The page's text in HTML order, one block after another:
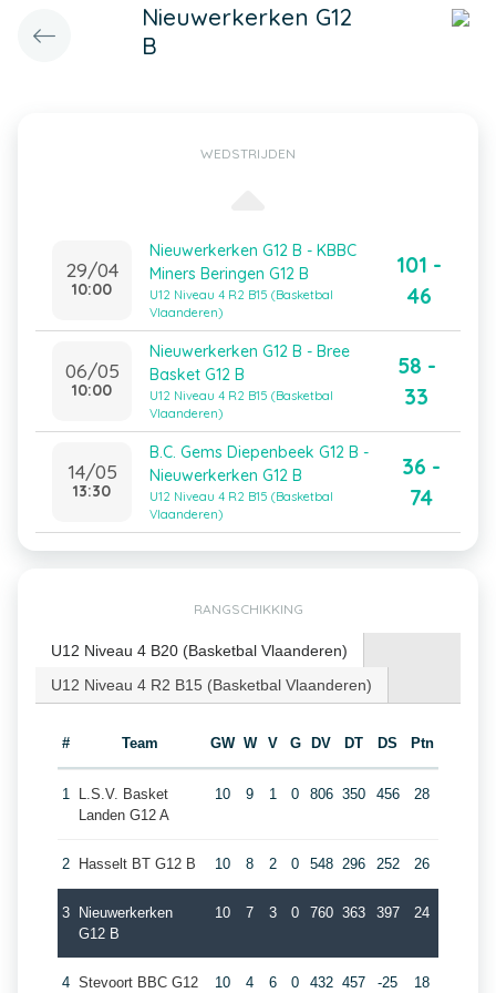
Nieuwerkerken G12
B
WEDSTRIJDEN
29/04
10:00
Nieuwerkerken G12 B - KBBC
Miners Beringen G12 B
U12 Niveau 4 R2 B15 (Basketbal
Vlaanderen)
101 -
46
06/05
10:00
Nieuwerkerken G12 B - Bree
Basket G12 B
U12 Niveau 4 R2 B15 (Basketbal
Vlaanderen)
58 -
33
14/05
13:30
B.C. Gems Diepenbeek G12 B -
Nieuwerkerken G12 B
U12 Niveau 4 R2 B15 (Basketbal
Vlaanderen)
36 -
74
RANGSCHIKKING
U12 Niveau 4 B20 (Basketbal Vlaanderen)
U12 Niveau 4 R2 B15 (Basketbal Vlaanderen)
# Team GW W V G DV DT DS Ptn
1
L.S.V. Basket
Landen G12 A
10 9 1 0 806 350 456 28
2 Hasselt BT G12 B 10 8 2 0 548 296 252 26
3
Nieuwerkerken
G12 B
10 7 3 0 760 363 397 24
4 Stevoort BBC G12 10 4 6 0 432 457 -25 18